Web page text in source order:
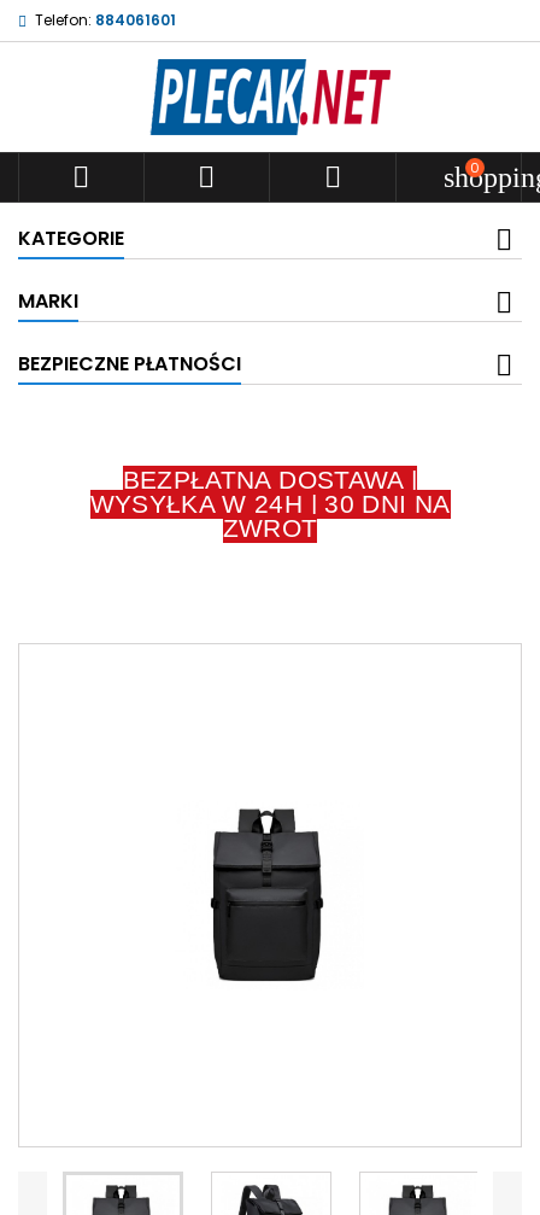
Telefon: 884061601
   0
KATEGORIE
MARKI
BEZPIECZNE PŁATNOŚCI
BEZPŁATNA DOSTAWA |
WYSYŁKA W 24H | 30 DNI NA
ZWROT